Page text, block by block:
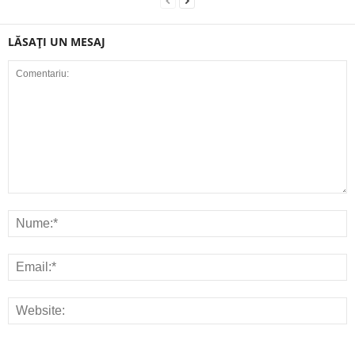
LĂSAȚI UN MESAJ